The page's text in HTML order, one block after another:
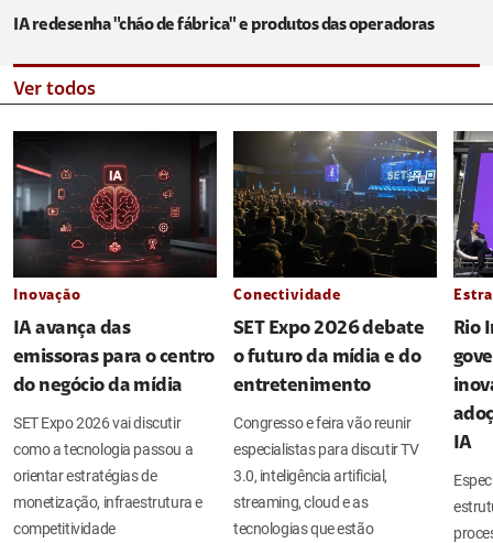
IA redesenha "chão de fábrica" e produtos das operadoras
Ver todos
Inovação
IA avança das
emissoras para o centro
do negócio da mídia
SET Expo 2026 vai discutir
como a tecnologia passou a
orientar estratégias de
monetização, infraestrutura e
competitividade
Conectividade
SET Expo 2026 debate
o futuro da mídia e do
entretenimento
Congresso e feira vão reunir
especialistas para discutir TV
3.0, inteligência artificial,
streaming, cloud e as
tecnologias que estão
Rio
IA